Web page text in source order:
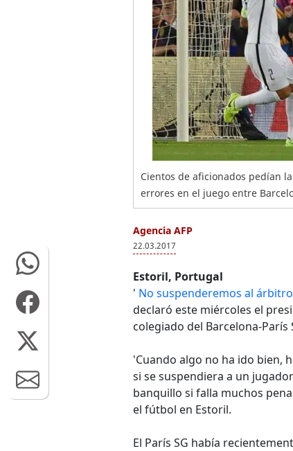
Cientos de aficionados pedían
errores en el juego entre
Agencia AFP
22.03.2017
Estoril, Portugal
' No suspenderemos al
declaró este miércoles el
colegiado del Barcelona-París
'Cuando algo no ha ido bien,
si se suspendiera a un
banquillo si falla muchos
el fútbol en Estoril.
El París SG había